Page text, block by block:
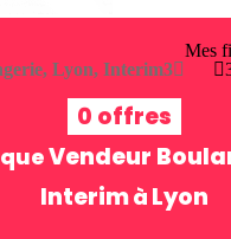
Lyon, Interim3
Mes
0 offres
Vendeur
Interimà Lyon